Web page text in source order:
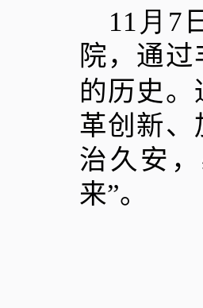
11 月 7
院，通
的历史
革创新、
治久安
来”。